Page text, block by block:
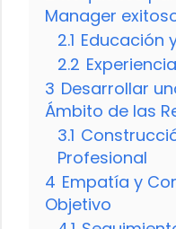
Manager
2.1 Educación
2.2
3 Desarrollar
Ámbito de las
3.1
Profesional
4 Empatía y
Objetivo